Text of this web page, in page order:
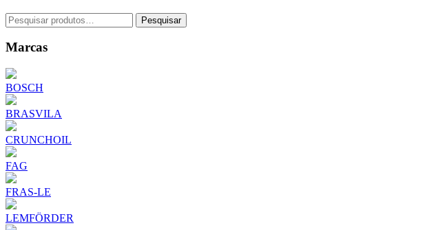
Pesquisar
por:
Pesquisar
Marcas
BOSCH
BRASVILA
CRUNCHOIL
FAG
FRAS-LE
LEMFÖRDER